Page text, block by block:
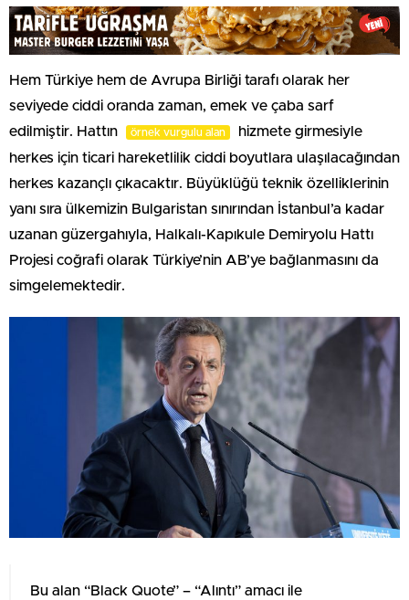
Hem Türkiye hem de Avrupa Birliği tarafı olarak her
seviyede ciddi oranda zaman, emek ve çaba sarf
edilmiştir. Hattın
örnek vurgulu alan
hizmete girmesiyle
herkes için ticari hareketlilik ciddi boyutlara ulaşılacağından
herkes kazançlı çıkacaktır. Büyüklüğü teknik özelliklerinin
yanı sıra ülkemizin Bulgaristan sınırından İstanbul’a kadar
uzanan güzergahıyla, Halkalı-Kapıkule Demiryolu Hattı
Projesi coğrafi olarak Türkiye’nin AB’ye bağlanmasını da
simgelemektedir.
Bu alan “Black Quote” – “Alıntı” amacı ile